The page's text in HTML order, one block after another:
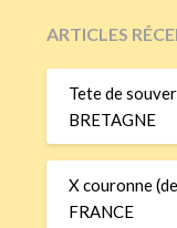
ARTICLES
Tete de
BRETAGNE
X couronne
FRANCE